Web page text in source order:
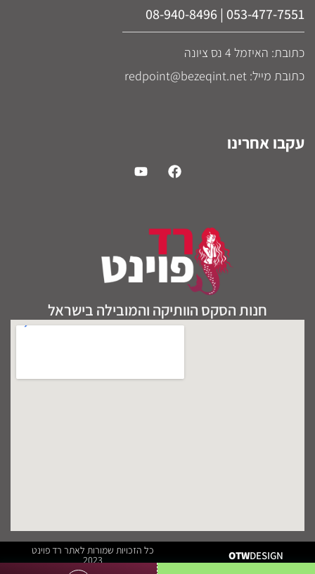
053-477-7551 | 08-940-8496
כתובת: האיזמל 4 נס ציונה
כתובת מייל: redpoint@bezeqint.net
עקבו אחרינו
חנות הסקס הוותיקה והמובילה בישראל
OTWDESIGN כל הזכויות שמורות לאתר רד פוינט
2023